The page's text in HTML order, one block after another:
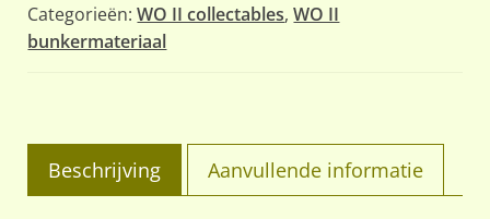
Categorieën:WO II collectables,WO II
bunkermateriaal
Beschrijving Aanvullende informatie